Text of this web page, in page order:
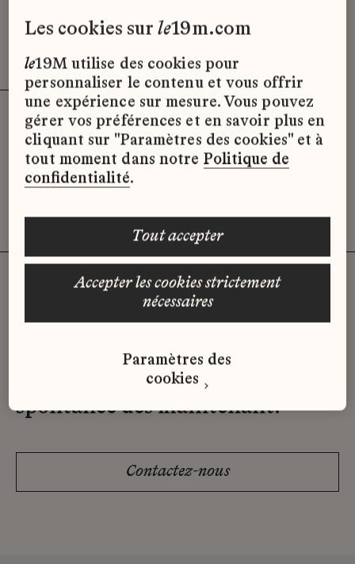
Désolé, il semble qu’il n’y ait pas
d’offres d’emploi disponibles pour le
moment.
Vous n'avez pas trouvé d'offre
qui correspond à votre profil ?
Envoyez-nous votre candidature
spontanée dès maintenant.
Contactez-nous
les cookies surle19m.com
le19M utilise des cookies pour
personnaliser le contenu et vous offrir
une expérience sur mesure. Vous pouvez
gérer vos préférences et en savoir plus en
cliquant sur "Paramètres des cookies" et à
tout moment dans notre Politique de
confidentialité.
accepter les cookies strictement
nécessaires
tout accepter
Paramètres des
cookies